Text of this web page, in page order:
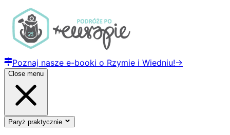
Poznaj nasze e-booki o Rzymie i Wiedniu!→
Close menu
Paryż praktycznie